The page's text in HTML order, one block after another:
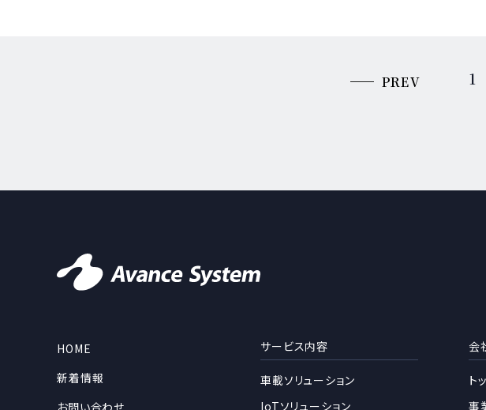
PREV 1
HOME サービス内容
車載ソリューション
IoTソリューション
会
ト
事
新着情報